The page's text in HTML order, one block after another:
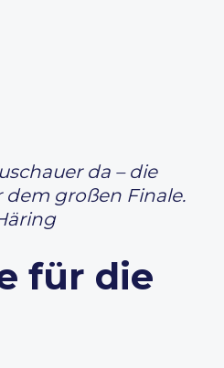
da – die
dem großen Finale.
für die